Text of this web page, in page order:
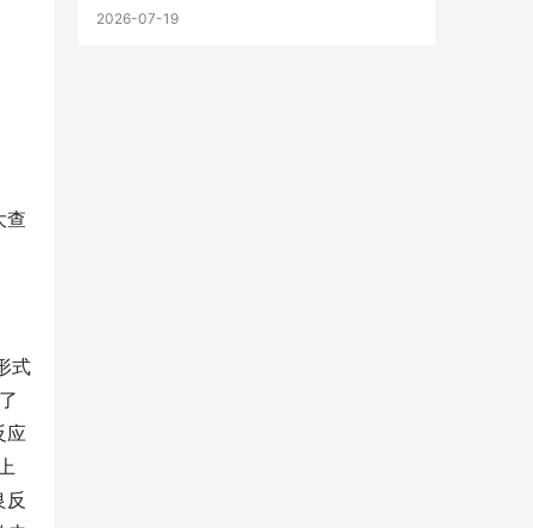
查
式
应
反
2026-07-19